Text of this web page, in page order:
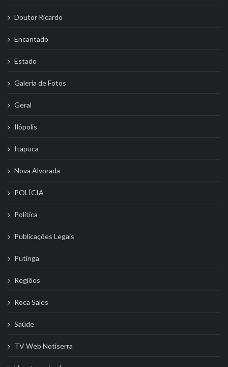
Doutor Ricardo
Encantado
Estado
Galeria de Fotos
Geral
Ilópolis
Itapuca
Nova Alvorada
POLÍCIA
Politíca
Publicações Legais
Putinga
Regiões
Roca Sales
Saúde
TV Web Notiserra